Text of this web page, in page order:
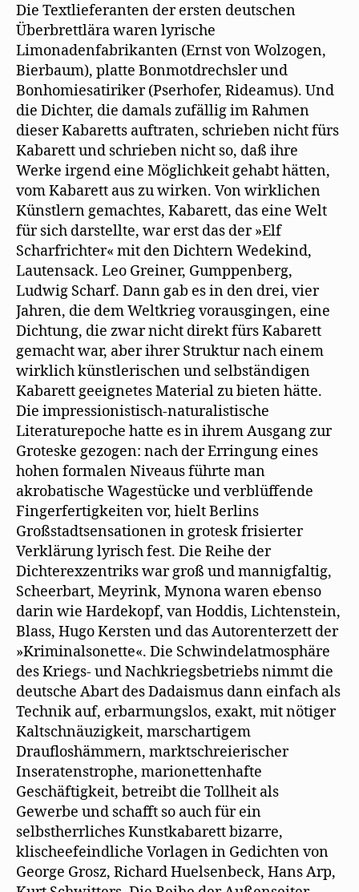
Die Textlieferanten der ersten deutschen
Überbrettlära waren lyrische
Limonadenfabrikanten (Ernst von Wolzogen,
Bierbaum), platte Bonmotdrechsler und
Bonhomiesatiriker (Pserhofer, Rideamus). Und
die Dichter, die damals zufällig im Rahmen
dieser Kabaretts auftraten, schrieben nicht fürs
Kabarett und schrieben nicht so, daß ihre
Werke irgend eine Möglichkeit gehabt hätten,
vom Kabarett aus zu wirken. Von wirklichen
Künstlern gemachtes, Kabarett, das eine Welt
für sich darstellte, war erst das der »Elf
Scharfrichter« mit den Dichtern Wedekind,
Lautensack. Leo Greiner, Gumppenberg,
Ludwig Scharf. Dann gab es in den drei, vier
Jahren, die dem Weltkrieg vorausgingen, eine
Dichtung, die zwar nicht direkt fürs Kabarett
gemacht war, aber ihrer Struktur nach einem
wirklich künstlerischen und selbständigen
Kabarett geeignetes Material zu bieten hätte.
Die impressionistisch-naturalistische
Literaturepoche hatte es in ihrem Ausgang zur
Groteske gezogen: nach der Erringung eines
hohen formalen Niveaus führte man
akrobatische Wagestücke und verblüffende
Fingerfertigkeiten vor, hielt Berlins
Großstadtsensationen in grotesk frisierter
Verklärung lyrisch fest. Die Reihe der
Dichterexzentriks war groß und mannigfaltig,
Scheerbart, Meyrink, Mynona waren ebenso
darin wie Hardekopf, van Hoddis, Lichtenstein,
Blass, Hugo Kersten und das Autorenterzett der
»Kriminalsonette«. Die Schwindelatmosphäre
des Kriegs- und Nachkriegsbetriebs nimmt die
deutsche Abart des Dadaismus dann einfach als
Technik auf, erbarmungslos, exakt, mit nötiger
Kaltschnäuzigkeit, marschartigem
Draufloshämmern, marktschreierischer
Inseratenstrophe, marionettenhafte
Geschäftigkeit, betreibt die Tollheit als
Gewerbe und schafft so auch für ein
selbstherrliches Kunstkabarett bizarre,
klischeefeindliche Vorlagen in Gedichten von
George Grosz, Richard Huelsenbeck, Hans Arp,